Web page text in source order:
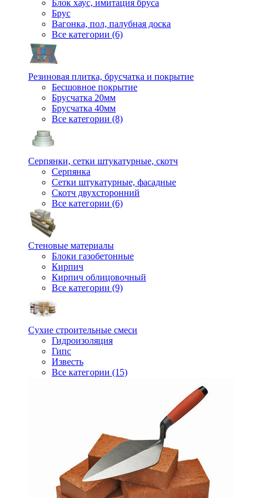
Блок хаус, имитация бруса
Брус
Вагонка, пол, палубная доска
Все категории (6)
Резиновая плитка, брусчатка и покрытие
Бесшовное покрытие
Брусчатка 20мм
Брусчатка 40мм
Все категории (8)
Серпянки, сетки штукатурные, скотч
Серпянка
Сетки штукатурные, фасадные
Скотч двухсторонний
Все категории (6)
Стеновые материалы
Блоки газобетонные
Кирпич
Кирпич облицовочный
Все категории (9)
Сухие строительные смеси
Гидроизоляция
Гипс
Известь
Все категории (15)